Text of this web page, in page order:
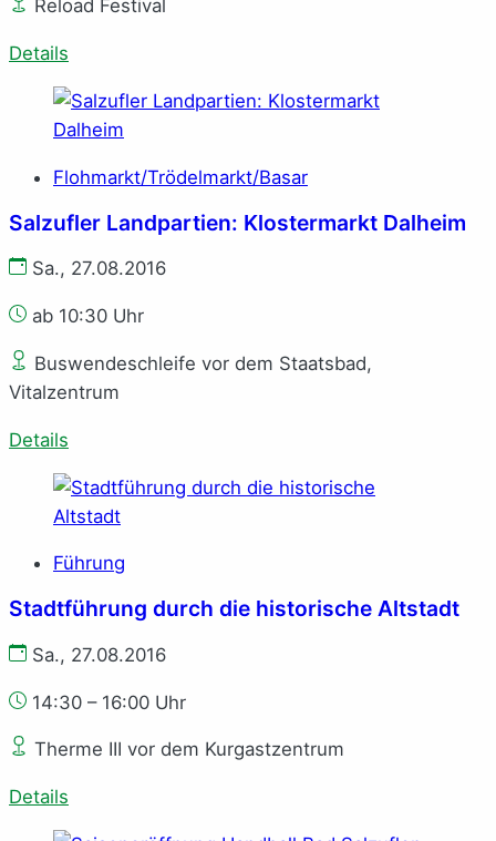
Reload Festival
Details
Flohmarkt/Trödelmarkt/Basar
Salzufler Landpartien: Klostermarkt Dalheim
Sa., 27.08.2016
ab 10:30 Uhr
Buswendeschleife vor dem Staatsbad,
Vitalzentrum
Details
Führung
Stadtführung durch die historische Altstadt
Sa., 27.08.2016
14:30 – 16:00 Uhr
Therme III vor dem Kurgastzentrum
Details